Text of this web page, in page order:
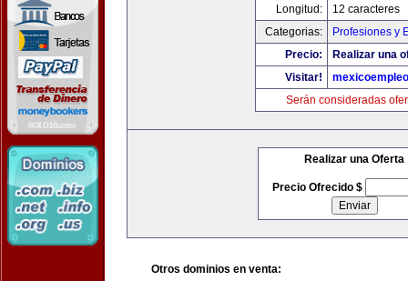
Longitud:
12 caracteres
Categorias:
Profesiones y
Precio:
Realizar una
Visitar!
Serán consideradas
Realizar una Oferta
Precio Ofrecido $
Otros dominios en venta: